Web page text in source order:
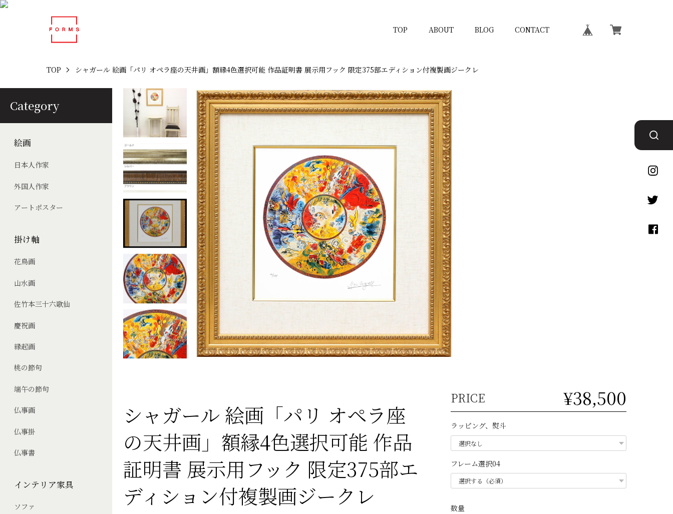
TOP ABOUT BLOG CONTACT
Category
絵画
日本人作家
外国人作家
アートポスター
掛け軸
花鳥画
山水画
佐竹本三十六歌仙
慶祝画
縁起画
桃の節句
端午の節句
仏事画
仏事掛
仏事書
インテリア家具
ソファ
TOP シャガール 絵画「パリ オペラ座の天井画」額縁4色選択可能 作品証明書 展示用フック 限定375部エディション付複製画ジークレ
シャガール 絵画「パリ オペラ座
の天井画」額縁4色選択可能 作品
証明書 展示用フック 限定375部エ
ディション付複製画ジークレ
PRICE ¥38,500
ラッピング、熨斗
フレーム選択04
数量